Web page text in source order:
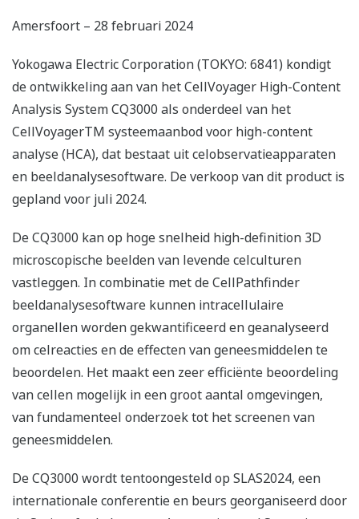
Amersfoort – 28 februari 2024
Yokogawa Electric Corporation (TOKYO: 6841) kondigt
de ontwikkeling aan van het CellVoyager High-Content
Analysis System CQ3000 als onderdeel van het
CellVoyagerTM systeemaanbod voor high-content
analyse (HCA), dat bestaat uit celobservatieapparaten
en beeldanalysesoftware. De verkoop van dit product is
gepland voor juli 2024.
De CQ3000 kan op hoge snelheid high-definition 3D
microscopische beelden van levende celculturen
vastleggen. In combinatie met de CellPathfinder
beeldanalysesoftware kunnen intracellulaire
organellen worden gekwantificeerd en geanalyseerd
om celreacties en de effecten van geneesmiddelen te
beoordelen. Het maakt een zeer efficiënte beoordeling
van cellen mogelijk in een groot aantal omgevingen,
van fundamenteel onderzoek tot het screenen van
geneesmiddelen.
De CQ3000 wordt tentoongesteld op SLAS2024, een
internationale conferentie en beurs georganiseerd door